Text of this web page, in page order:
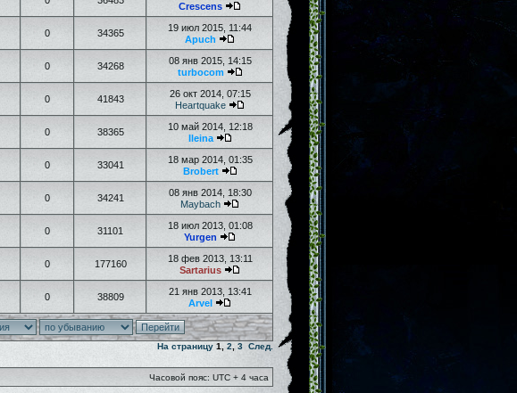
Crescens
0 34365
19 июл 2015, 11:44
Apuch
0 34268
08 янв 2015, 14:15
turbocom
0 41843
26 окт 2014, 07:15
Heartquake
0 38365
10 май 2014, 12:18
Ileina
0 33041
18 мар 2014, 01:35
Brobert
0 34241
08 янв 2014, 18:30
Maybach
0 31101
18 июл 2013, 01:08
Yurgen
0 177160
18 фев 2013, 13:11
Sartarius
0 38809
21 янв 2013, 13:41
Arvel
На страницу 1 2 3 След.
Часовой пояс: UTC + 4 часа